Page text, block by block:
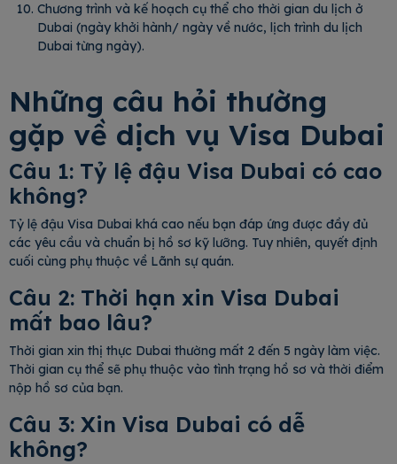
Chương trình và kế hoạch cụ thể cho thời gian du lịch ở
Dubai (ngày khởi hành/ ngày về nước, lịch trình du lịch
Dubai từng ngày).
Những câu hỏi thường
gặp về dịch vụ Visa Dubai
Câu 1: Tỷ lệ đậu Visa Dubai có cao
không?
Tỷ lệ đậu Visa Dubai khá cao nếu bạn đáp ứng được đầy đủ
các yêu cầu và chuẩn bị hồ sơ kỹ lưỡng. Tuy nhiên, quyết định
cuối cùng phụ thuộc về Lãnh sự quán.
Câu 2: Thời hạn xin Visa Dubai
mất bao lâu?
Thời gian xin thị thực Dubai thường mất 2 đến 5 ngày làm việc.
Thời gian cụ thể sẽ phụ thuộc vào tình trạng hồ sơ và thời điểm
nộp hồ sơ của bạn.
Câu 3: Xin Visa Dubai có dễ
không?